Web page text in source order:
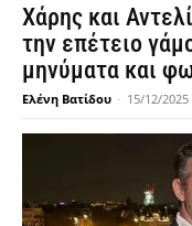
Χάρης και
την επέτειο
μηνύματα και
Ελένη Βατίδου - 15/12/2025